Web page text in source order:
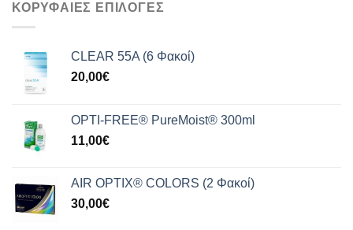
209,99€.
ΚΟΡΥΦΑΙΕΣ ΕΠΙΛΟΓΕΣ
CLEAR 55A (6 Φακοί)
20,00€
OPTI-FREE® PureMoist® 300ml
11,00€
AIR OPTIX® COLORS (2 Φακοί)
30,00€